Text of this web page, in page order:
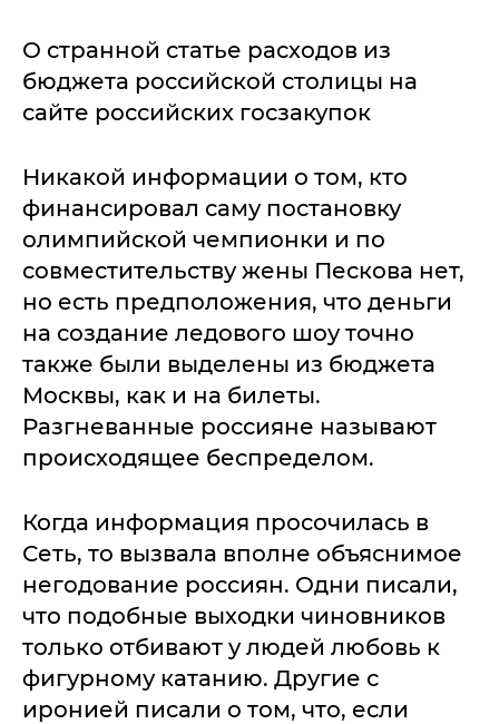
О странной статье расходов из
бюджета российской столицы на
сайте российских госзакупок
Никакой информации о том, кто
финансировал саму постановку
олимпийской чемпионки и по
совместительству жены Пескова нет,
но есть предположения, что деньги
на создание ледового шоу точно
также были выделены из бюджета
Москвы, как и на билеты.
Разгневанные россияне называют
происходящее беспределом.
Когда информация просочилась в
Сеть, то вызвала вполне объяснимое
негодование россиян. Одни писали,
что подобные выходки чиновников
только отбивают у людей любовь к
фигурному катанию. Другие с
иронией писали о том, что, если